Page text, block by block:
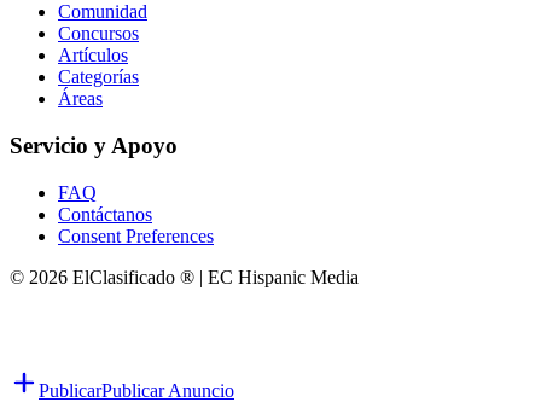
Comunidad
Concursos
Artículos
Categorías
Áreas
Servicio y Apoyo
FAQ
Contáctanos
Consent Preferences
© 2026 ElClasificado ® | EC Hispanic Media
PublicarPublicar Anuncio